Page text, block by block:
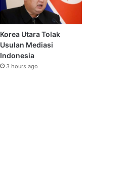
Korea Utara Tolak
Usulan Mediasi
Indonesia
3 hours ago